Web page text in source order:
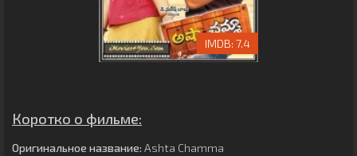
7.4
Коротко о фильме:
Оригинальное название: Ashta Chamma